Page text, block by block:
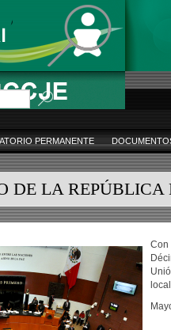
PERMANENTE
DE LA